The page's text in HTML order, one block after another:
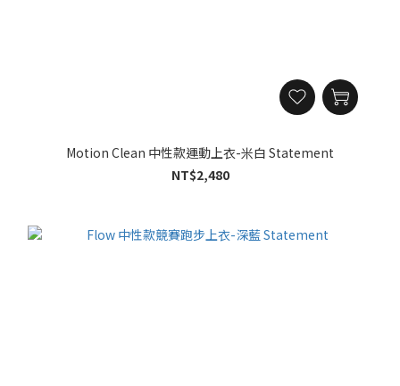
Motion Clean 中性款運動上衣-米白 Statement
NT$2,480